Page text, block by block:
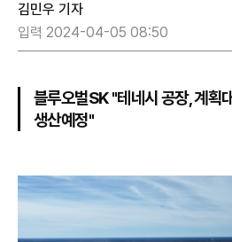
김민우 기자
입력 2024-04-05 08:50
블루오벌SK "테네시 공장, 계
생산예정"